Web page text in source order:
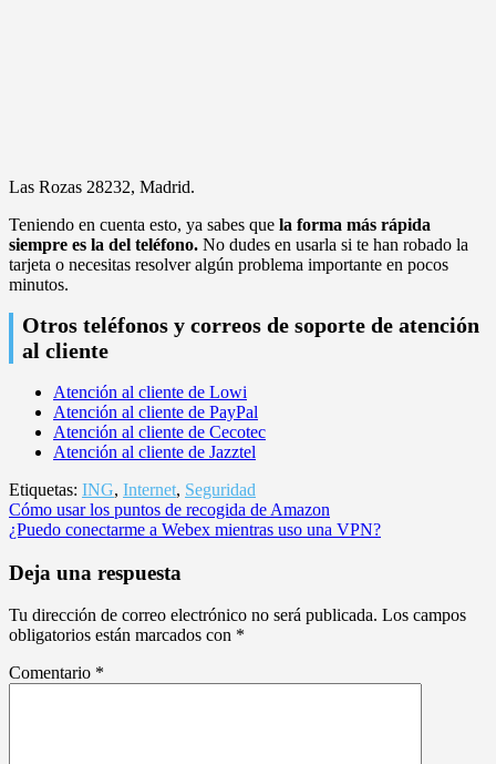
Las Rozas 28232, Madrid.
Teniendo en cuenta esto, ya sabes que la forma más rápida
siempre es la del teléfono. No dudes en usarla si te han robado la
tarjeta o necesitas resolver algún problema importante en pocos
minutos.
Otros teléfonos y correos de soporte de atención
al cliente
Atención al cliente de Lowi
Atención al cliente de PayPal
Atención al cliente de Cecotec
Atención al cliente de Jazztel
Etiquetas: ING, Internet, Seguridad
Navegación
de
entradas
Cómo usar los puntos de recogida de Amazon
¿Puedo conectarme a Webex mientras uso una VPN?
Deja una respuesta
Tu dirección de correo electrónico no será publicada. Los campos
obligatorios están marcados con *
Comentario *